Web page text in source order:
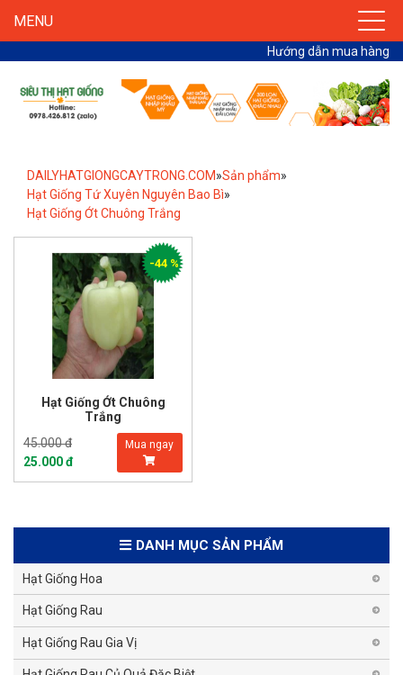
MENU
Hướng dẫn mua hàng
DAILYHATGIONGCAYTRONG.COM»Sản phẩm»
Hạt Giống Tứ Xuyên Nguyên Bao Bì»
Hạt Giống Ớt Chuông Trắng
Hạt Giống Ớt Chuông
Trắng
45.000 đ
25.000 đ
Mua ngay
-44 %
DANH MỤC SẢN PHẨM
Hạt Giống Hoa
Hạt Giống Rau
Hạt Giống Rau Gia Vị